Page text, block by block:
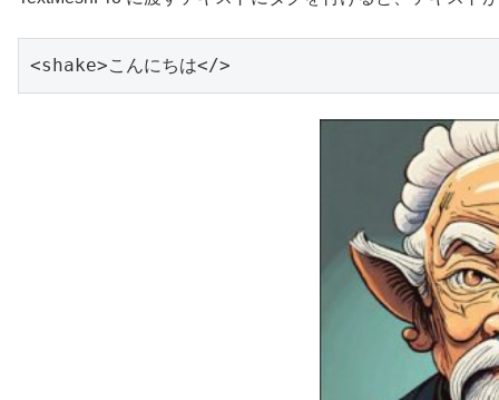
<shake>こんにちは</>